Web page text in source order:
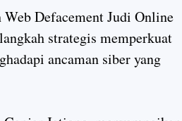
Web Defacement Judi Online
strategis memperkuat
ancaman siber yang